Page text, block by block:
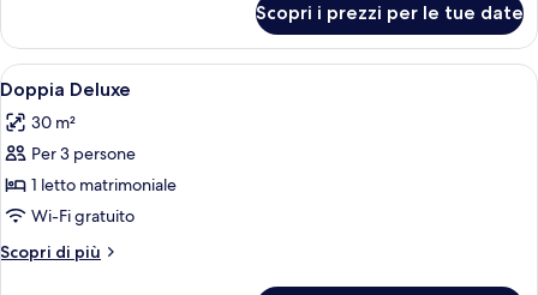
Comfort
Scopri i prezzi per le tue date
Apri
tutte
le
foto
per
Doppia
Deluxe
Un letto rifatto con due cuscini, una
9
Doppia Deluxe
30 m²
Per 3 persone
1 letto matrimoniale
Wi-Fi gratuito
Scopri di più
Altri